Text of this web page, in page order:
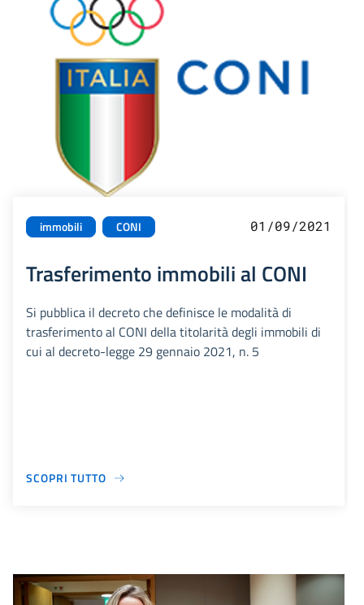
immobili CONI 01/09/2021
Trasferimento immobili al CONI
Si pubblica il decreto che definisce le modalità di
trasferimento al CONI della titolarità degli immobili di
cui al decreto-legge 29 gennaio 2021, n. 5
SCOPRI TUTTO